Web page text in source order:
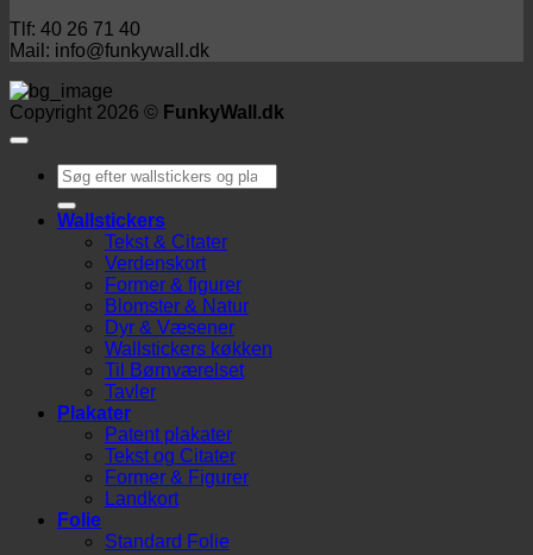
Tlf: 40 26 71 40
Mail: info@funkywall.dk
Copyright 2026 © FunkyWall.dk
Søg
efter:
Wallstickers
Tekst & Citater
Verdenskort
Former & figurer
Blomster & Natur
Dyr & Væsener
Wallstickers køkken
Til Børnværelset
Tavler
Plakater
Patent plakater
Tekst og Citater
Former & Figurer
Landkort
Folie
Standard Folie